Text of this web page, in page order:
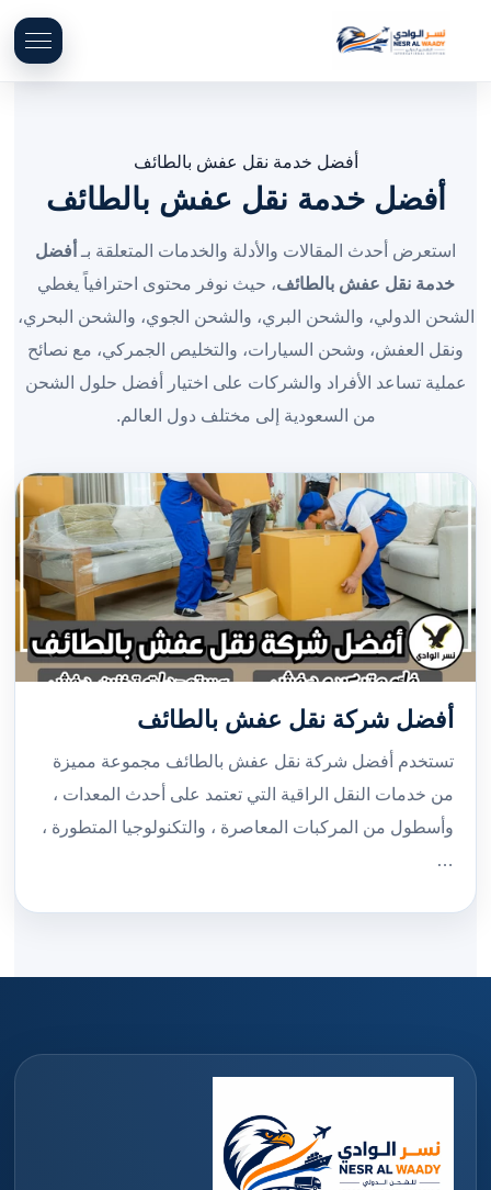
أفضل خدمة نقل عفش بالطائف
أفضل خدمة نقل عفش بالطائف
استعرض أحدث المقالات والأدلة والخدمات المتعلقة بـ أفضل
خدمة نقل عفش بالطائف، حيث نوفر محتوى احترافياً يغطي
الشحن الدولي، والشحن البري، والشحن الجوي، والشحن البحري،
ونقل العفش، وشحن السيارات، والتخليص الجمركي، مع نصائح
عملية تساعد الأفراد والشركات على اختيار أفضل حلول الشحن
من السعودية إلى مختلف دول العالم.
أفضل شركة نقل عفش بالطائف
تستخدم أفضل شركة نقل عفش بالطائف مجموعة مميزة
من خدمات النقل الراقية التي تعتمد على أحدث المعدات ،
وأسطول من المركبات المعاصرة ، والتكنولوجيا المتطورة ،
…